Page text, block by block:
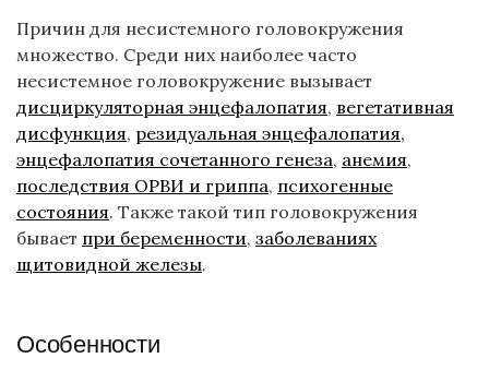
Причин для несистемного головокружения
множество. Среди них наиболее часто
несистемное головокружение вызывает
дисциркуляторная энцефалопатия, вегетативная
дисфункция, резидуальная энцефалопатия,
энцефалопатия сочетанного генеза, анемия,
последствия ОРВИ и гриппа, психогенные
состояния. Также такой тип головокружения
бывает при беременности, заболеваниях
щитовидной железы.
Особенности